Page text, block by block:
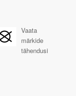
Vaata
märkide
tähendusi